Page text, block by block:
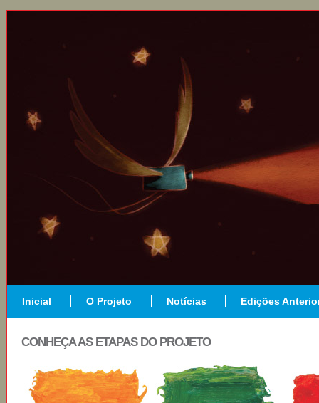
Inicial O Projeto Notícias Edições
CONHEÇA AS ETAPAS DO PROJETO